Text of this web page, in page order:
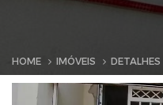
HOME IMÓVEIS DETALHES